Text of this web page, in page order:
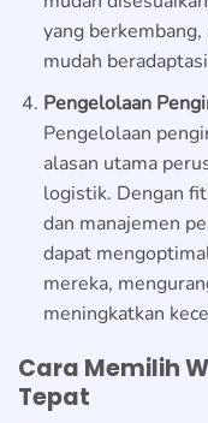
yang
mudah
Pengelolaan
Pengelolaan
alasan utama
logistik. Dengan
dan manajemen
dapat
mereka,
meningkatkan
Cara Memilih
Tepat